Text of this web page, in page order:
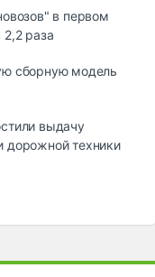
в первом
2,2 раза
сборную модель
выдачу
дорожной техники